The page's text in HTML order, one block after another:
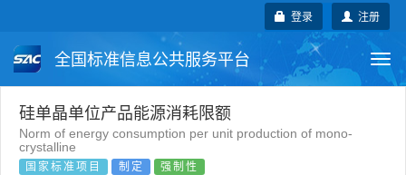
注册
登录
全国标准信息公共服务平台
国家标准 行业标准
团体标准
硅单晶单位产品能源消耗限额
Norm of energy consumption per unit production of mono-
crystalline
国家标准项目 制定 强制性